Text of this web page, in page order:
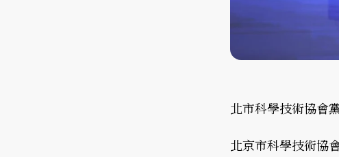
北市科學技術協會
北京市科學技術協